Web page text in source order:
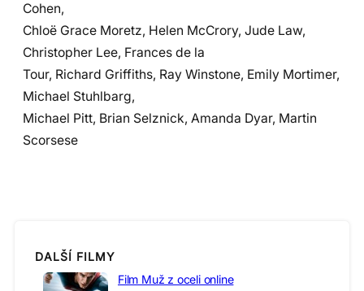
Cohen,
Chloë Grace Moretz, Helen McCrory, Jude Law,
Christopher Lee, Frances de la
Tour, Richard Griffiths, Ray Winstone, Emily Mortimer,
Michael Stuhlbarg,
Michael Pitt, Brian Selznick, Amanda Dyar, Martin
Scorsese
DALŠÍ FILMY
Film Muž z oceli online